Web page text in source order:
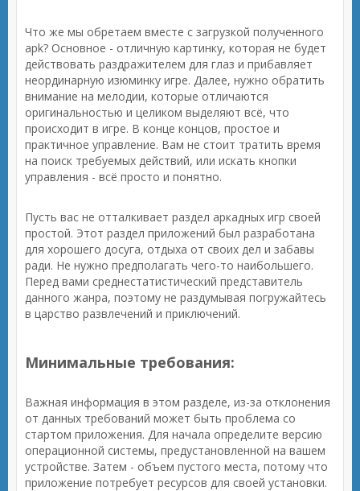
Что же мы обретаем вместе с загрузкой полученного
apk? Основное - отличную картинку, которая не будет
действовать раздражителем для глаз и прибавляет
неординарную изюминку игре. Далее, нужно обратить
внимание на мелодии, которые отличаются
оригинальностью и целиком выделяют всё, что
происходит в игре. В конце концов, простое и
практичное управление. Вам не стоит тратить время
на поиск требуемых действий, или искать кнопки
управления - всё просто и понятно.
Пусть вас не отталкивает раздел аркадных игр своей
простой. Этот раздел приложений был разработана
для хорошего досуга, отдыха от своих дел и забавы
ради. Не нужно предполагать чего-то наибольшего.
Перед вами среднестатистический представитель
данного жанра, поэтому не раздумывая погружайтесь
в царство развлечений и приключений.
Минимальные требования:
Важная информация в этом разделе, из-за отклонения
от данных требований может быть проблема со
стартом приложения. Для начала определите версию
операционной системы, предустановленной на вашем
устройстве. Затем - объем пустого места, потому что
приложение потребует ресурсов для своей установки.